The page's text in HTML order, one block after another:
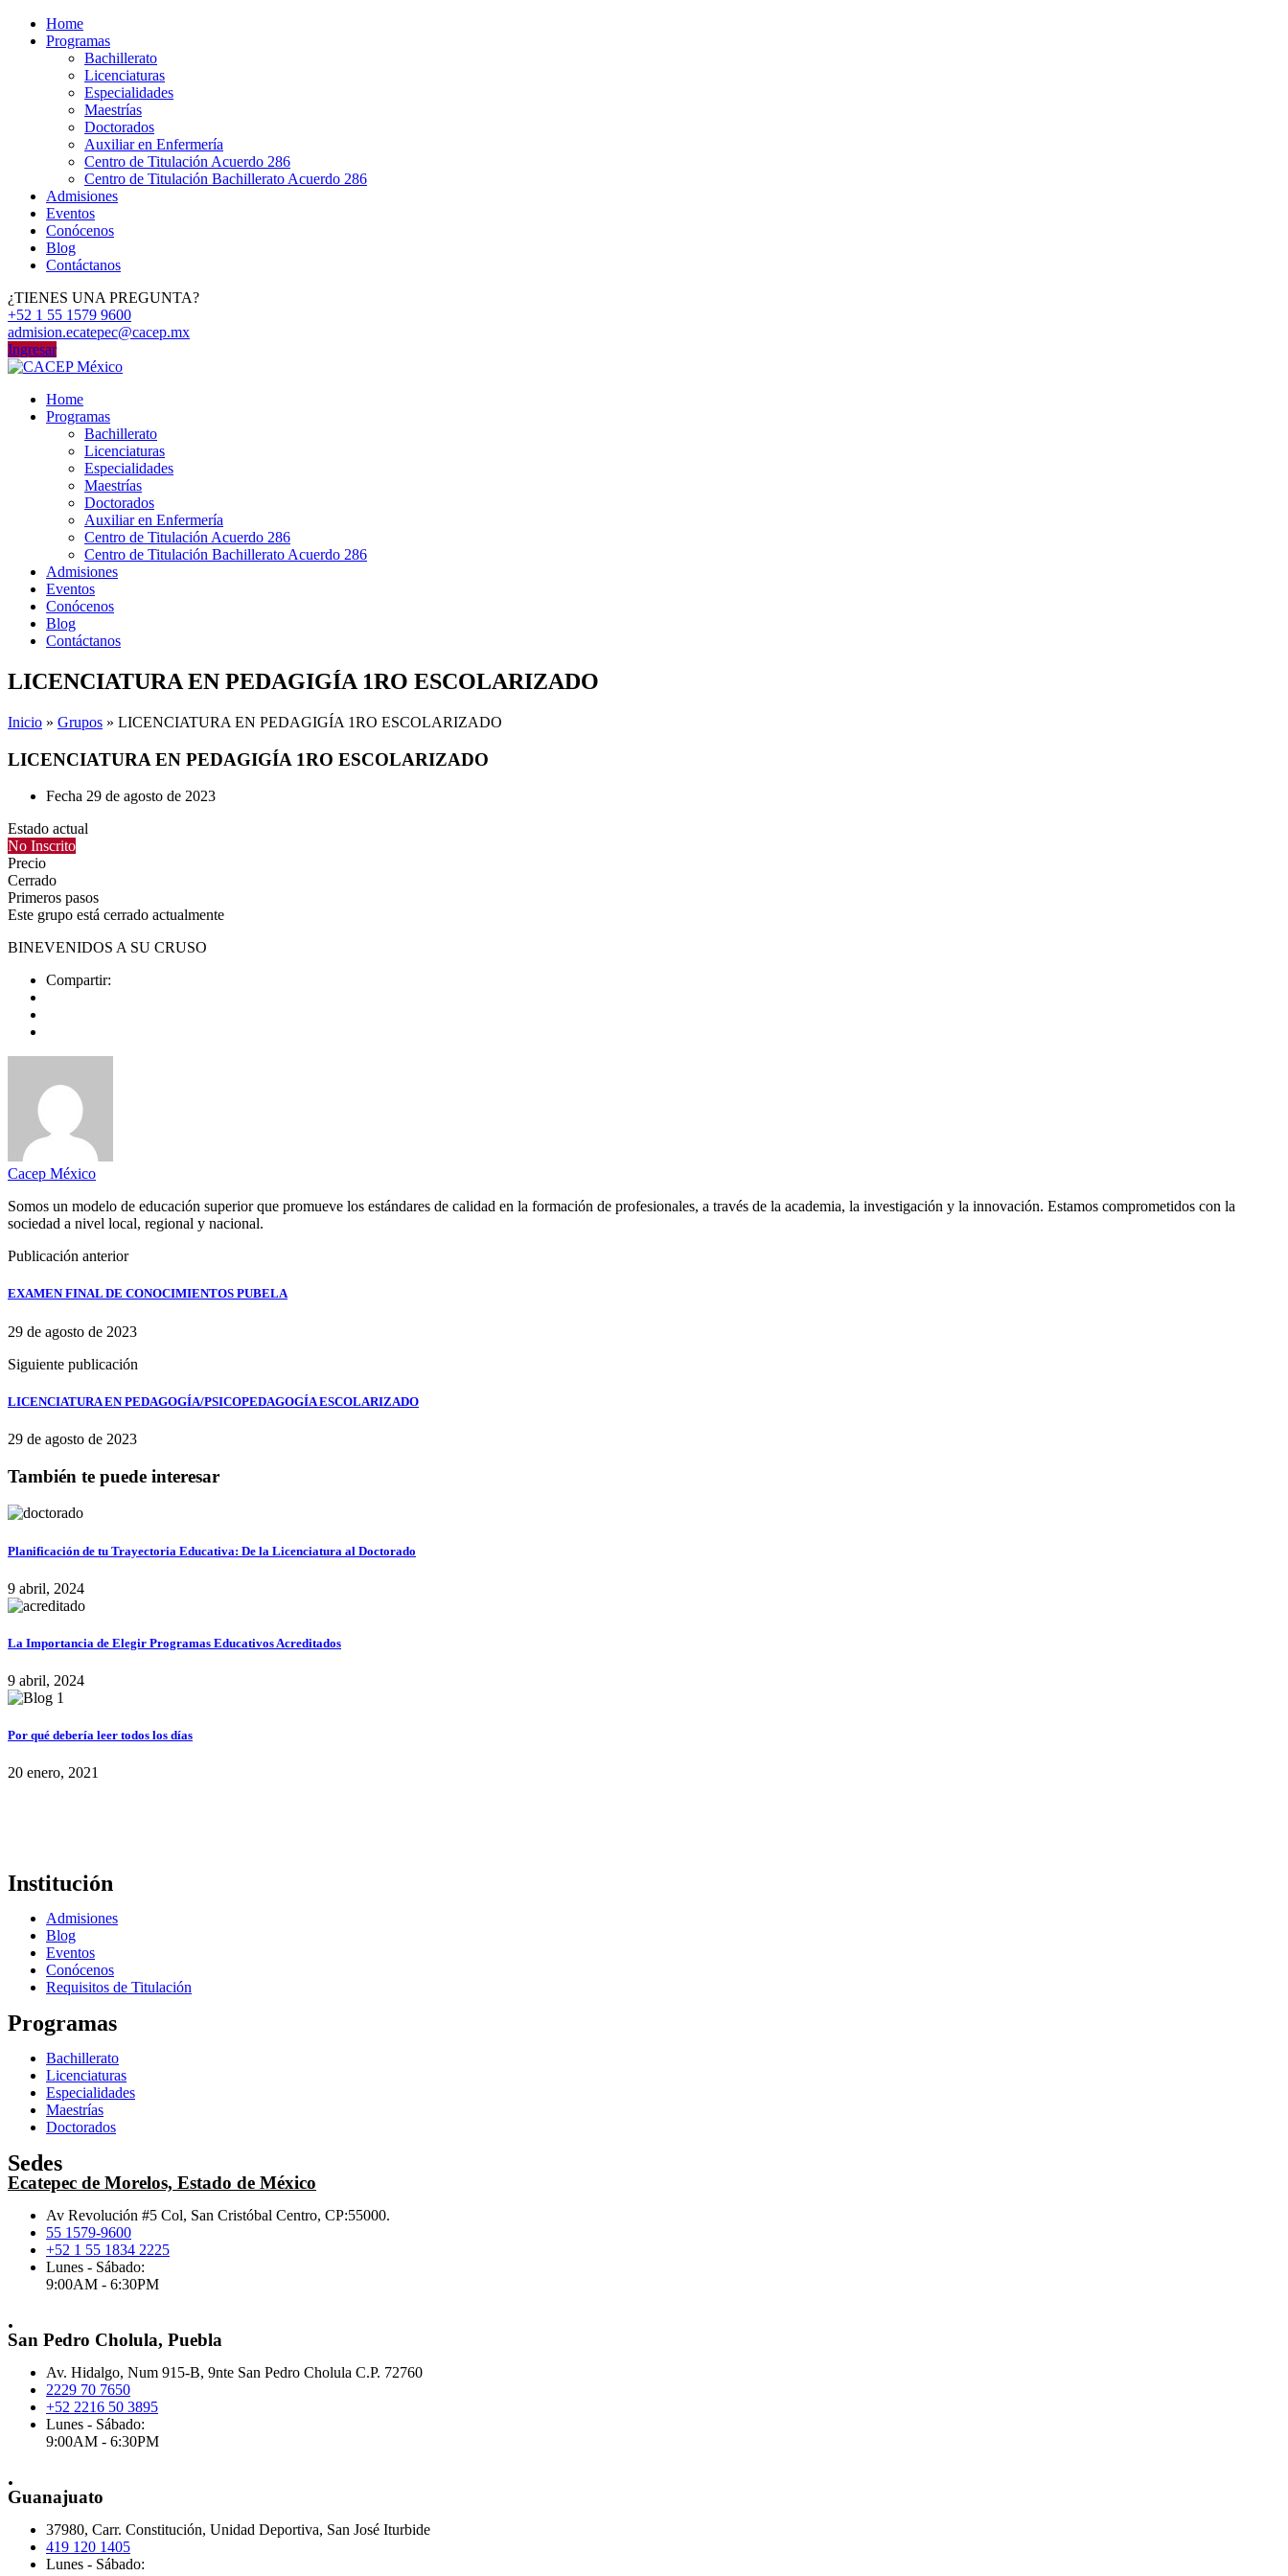
Home
Programas
Bachillerato
Licenciaturas
Especialidades
Maestrías
Doctorados
Auxiliar en Enfermería
Centro de Titulación Acuerdo 286
Centro de Titulación Bachillerato Acuerdo 286
Admisiones
Eventos
Conócenos
Blog
Contáctanos
¿TIENES UNA PREGUNTA?
+52 1 55 1579 9600
admision.ecatepec@cacep.mx
Ingresar
Home
Programas
Bachillerato
Licenciaturas
Especialidades
Maestrías
Doctorados
Auxiliar en Enfermería
Centro de Titulación Acuerdo 286
Centro de Titulación Bachillerato Acuerdo 286
Admisiones
Eventos
Conócenos
Blog
Contáctanos
LICENCIATURA EN PEDAGIGÍA 1RO ESCOLARIZADO
Inicio » Grupos » LICENCIATURA EN PEDAGIGÍA 1RO ESCOLARIZADO
LICENCIATURA EN PEDAGIGÍA 1RO ESCOLARIZADO
Fecha 29 de agosto de 2023
Estado actual
No Inscrito
Precio
Cerrado
Primeros pasos
Este grupo está cerrado actualmente
BINEVENIDOS A SU CRUSO
Compartir:
Cacep México
Somos un modelo de educación superior que promueve los estándares de calidad en la formación de profesionales, a través de la academia, la investigación y la innovación. Estamos comprometidos con la
sociedad a nivel local, regional y nacional.
Publicación anterior
EXAMEN FINAL DE CONOCIMIENTOS PUBELA
29 de agosto de 2023
Siguiente publicación
LICENCIATURA EN PEDAGOGÍA/PSICOPEDAGOGÍA ESCOLARIZADO
29 de agosto de 2023
También te puede interesar
Planificación de tu Trayectoria Educativa: De la Licenciatura al Doctorado
9 abril, 2024
La Importancia de Elegir Programas Educativos Acreditados
9 abril, 2024
Por qué debería leer todos los días
20 enero, 2021
Institución
Admisiones
Blog
Eventos
Conócenos
Requisitos de Titulación
Programas
Bachillerato
Licenciaturas
Especialidades
Maestrías
Doctorados
Sedes
Ecatepec de Morelos, Estado de México
Av Revolución #5 Col, San Cristóbal Centro, CP:55000.
55 1579-9600
+52 1 55 1834 2225
Lunes - Sábado:
9:00AM - 6:30PM
.
San Pedro Cholula, Puebla
Av. Hidalgo, Num 915-B, 9nte San Pedro Cholula C.P. 72760
2229 70 7650
+52 2216 50 3895
Lunes - Sábado:
9:00AM - 6:30PM
.
Guanajuato
37980, Carr. Constitución, Unidad Deportiva, San José Iturbide
419 120 1405
Lunes - Sábado: